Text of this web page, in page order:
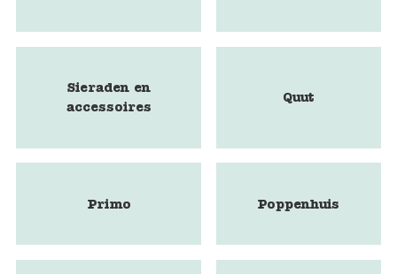
Sieraden en
accessoires
Quut
Primo Poppenhuis